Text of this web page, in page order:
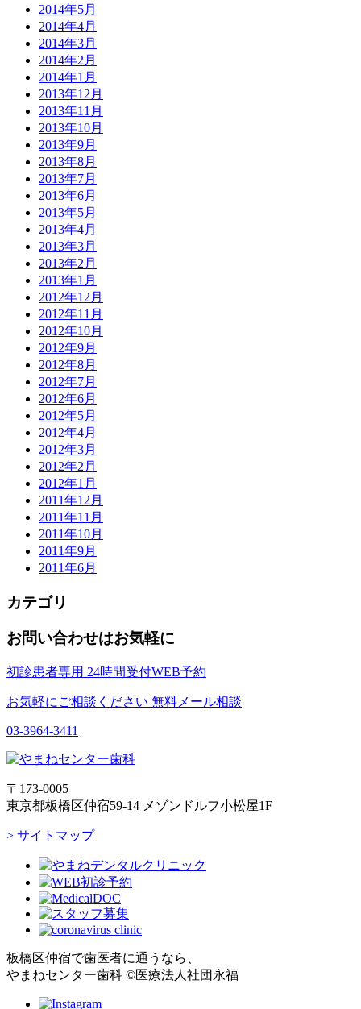
2014年5月
2014年4月
2014年3月
2014年2月
2014年1月
2013年12月
2013年11月
2013年10月
2013年9月
2013年8月
2013年7月
2013年6月
2013年5月
2013年4月
2013年3月
2013年2月
2013年1月
2012年12月
2012年11月
2012年10月
2012年9月
2012年8月
2012年7月
2012年6月
2012年5月
2012年4月
2012年3月
2012年2月
2012年1月
2011年12月
2011年11月
2011年10月
2011年9月
2011年6月
カテゴリ
お問い合わせはお気軽に
初診患者専用 24時間受付WEB予約
お気軽にご相談ください 無料メール相談
03-3964-3411
〒173-0005
東京都板橋区仲宿59-14 メゾンドルフ小松屋1F
> サイトマップ
板橋区仲宿で歯医者に通うなら、
やまねセンター歯科 ©医療法人社団永福